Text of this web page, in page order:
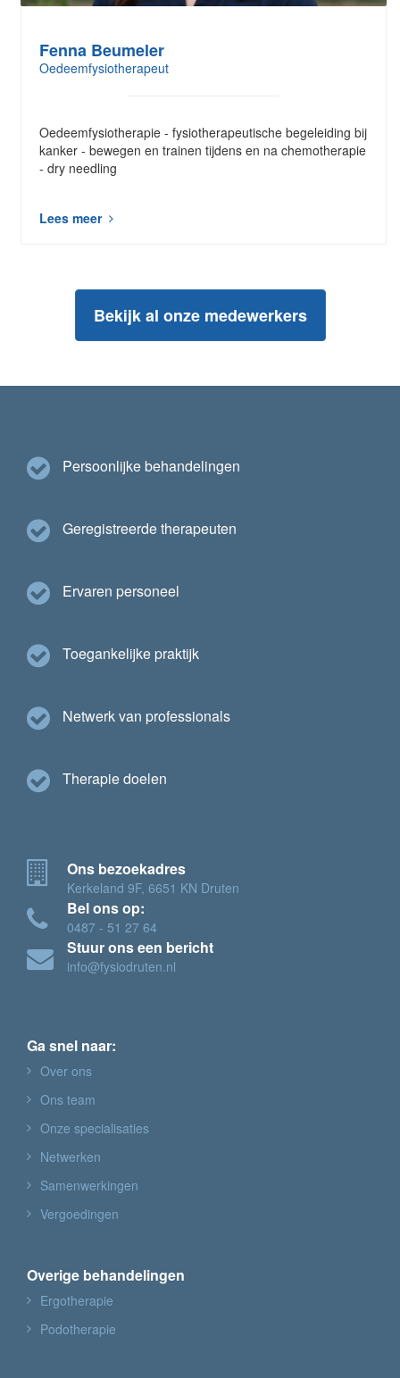
Fenna Beumeler
Oedeemfysiotherapeut
Oedeemfysiotherapie - fysiotherapeutische begeleiding bij
kanker - bewegen en trainen tijdens en na chemotherapie
- dry needling
Lees meer
Bekijk al onze medewerkers
Persoonlijke behandelingen
Geregistreerde therapeuten
Ervaren personeel
Toegankelijke praktijk
Netwerk van professionals
Therapie doelen
Ons bezoekadres
Kerkeland 9F, 6651 KN Druten
Bel ons op:
0487 - 51 27 64
Stuur ons een bericht
info@fysiodruten.nl
Ga snel naar:
Over ons
Ons team
Onze specialisaties
Netwerken
Samenwerkingen
Vergoedingen
Overige behandelingen
Ergotherapie
Podotherapie